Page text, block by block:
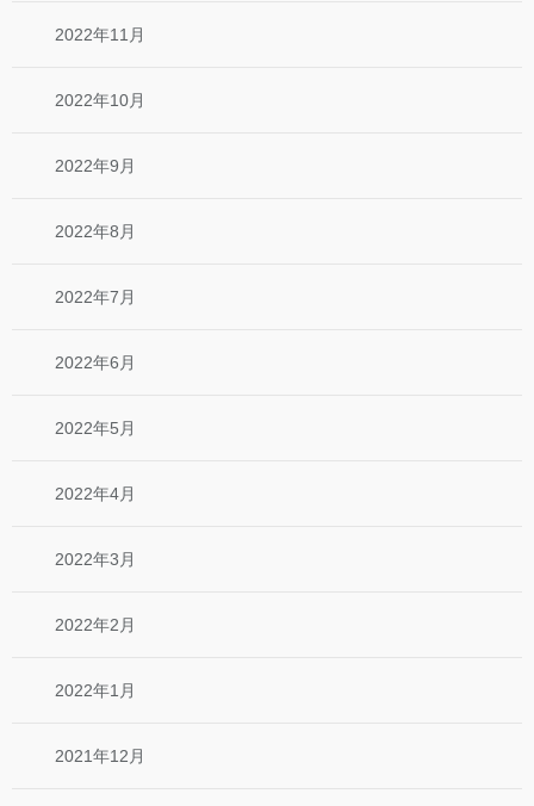
2022年11月
2022年10月
2022年9月
2022年8月
2022年7月
2022年6月
2022年5月
2022年4月
2022年3月
2022年2月
2022年1月
2021年12月